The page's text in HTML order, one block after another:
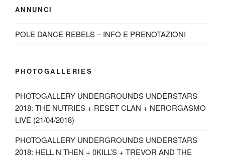
ANNUNCI
POLE DANCE REBELS – INFO E PRENOTAZIONI
PHOTOGALLERIES
PHOTOGALLERY UNDERGROUNDS UNDERSTARS
2018: THE NUTRIES + RESET CLAN + NERORGASMO
LIVE (21/04/2018)
PHOTOGALLERY UNDERGROUNDS UNDERSTARS
2018: HELL N THEN + 0KILL’S + TREVOR AND THE